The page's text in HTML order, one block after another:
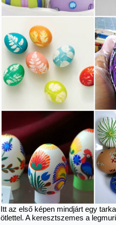
Itt az első képen mindjárt egy
ötlettel. A keresztszemes a